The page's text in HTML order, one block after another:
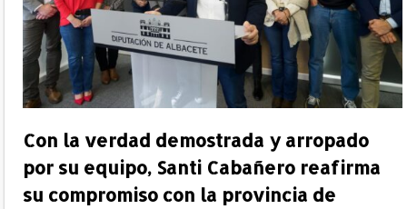
Con la verdad demostrada y arropado
por su equipo, Santi Cabañero reafirma
su compromiso con la provincia de